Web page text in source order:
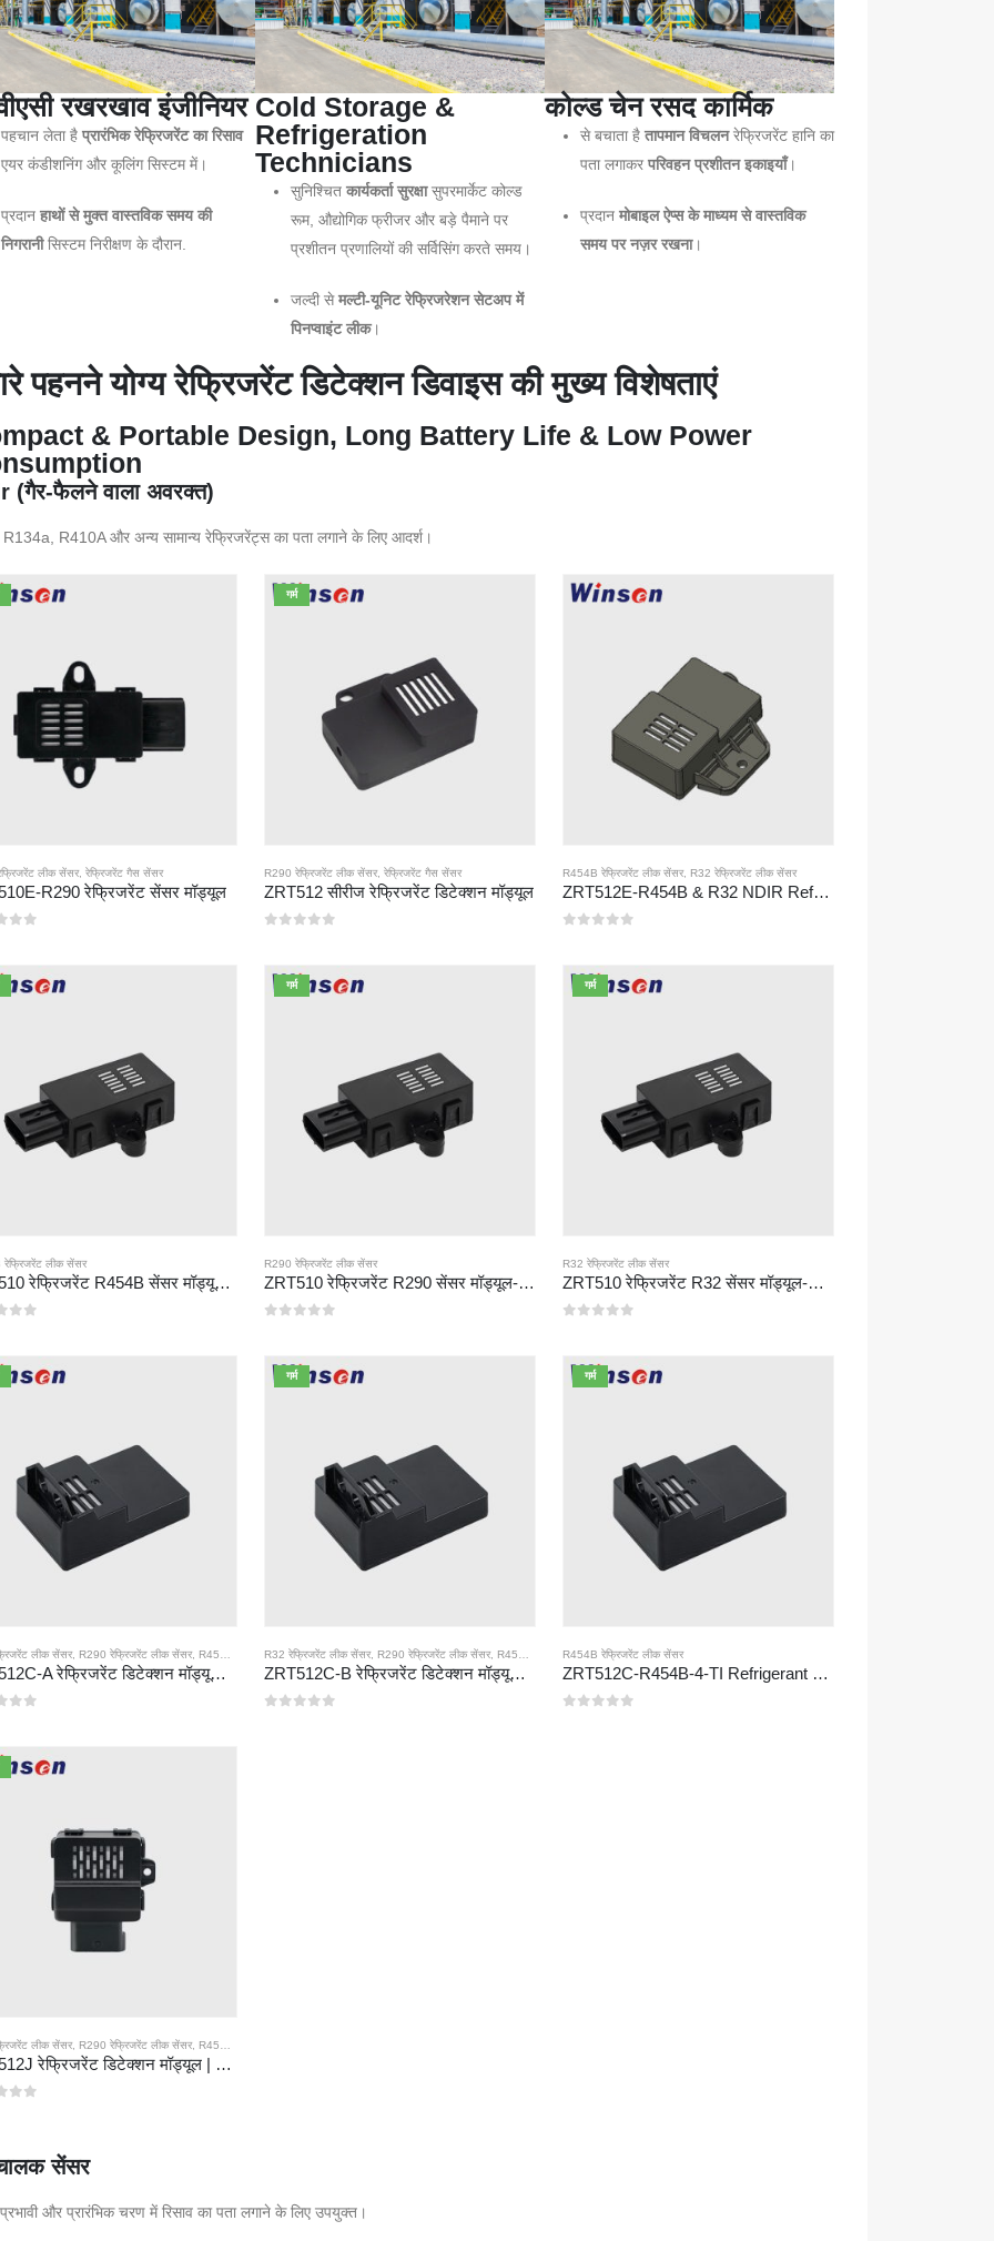
रखरखाव इंजीनियर
पहचान लेता हैप्रारंभिक रेफ्रिजरेंट का रिसाव
एयर कंडीशनिंग और कूलिंग सिस्टम में।
प्रदानहाथों से मुक्त वास्तविक समय की
निगरानीसिस्टम निरीक्षण के दौरान.
Cold Storage &
Refrigeration
Technicians
सुनिश्चितकार्यकर्ता सुरक्षासुपरमार्केट कोल्ड
रूम, औद्योगिक फ्रीजर और बड़े पैमाने पर
प्रशीतन प्रणालियों की सर्विसिंग करते समय।
जल्दी सेमल्टी-यूनिट रेफ्रिजरेशन सेटअप में
पिनप्वाइंट लीक।
कोल्ड चेन रसद कार्मिक
से बचाता हैतापमान विचलनरेफ्रिजरेंट हानि का
पता लगाकरपरिवहन प्रशीतन इकाइयाँ।
प्रदानमोबाइल ऐप्स के माध्यम से वास्तविक
समय पर नज़र रखना।
पहनने योग्य रेफ्रिजरेंट डिटेक्शन डिवाइस की मुख्य विशेषताएं
& Portable Design, Long Battery Life & Low Power
(गैर-फैलने वाला अवरक्त)
R410A और अन्य सामान्य रेफ्रिजरेंट्स का पता लगाने के लिए आदर्श।
लीक सेंसर,रेफ्रिजरेंट गैस सेंसर
R290 रेफ्रिजरेंट सेंसर मॉड्यूल
गर्म
R290 रेफ्रिजरेंट लीक सेंसर,रेफ्रिजरेंट गैस सेंसर
ZRT512 सीरीज रेफ्रिजरेंट डिटेक्शन मॉड्यूल
R454B रेफ्रिजरेंट लीक सेंसर, R32 रेफ्रिजरेंट लीक सेंसर
ZRT512E-R454B & R32 NDIR Refrigerant Detection Module, RS485 HVAC Sensor, UL/IEC Certified
रेफ्रिजरेंट लीक सेंसर
ZRT510 रेफ्रिजरेंट R454B सेंसर मॉड्यूल-उच्च-प्रदर्शन NDIR रेफ्रिजरेंट सेंसर
गर्म
R290 रेफ्रिजरेंट लीक सेंसर
ZRT510 रेफ्रिजरेंट R290 सेंसर मॉड्यूल-उच्च-प्रदर्शन NDIR रेफ्रिजरेंट सेंसर
गर्म
R32 रेफ्रिजरेंट लीक सेंसर
ZRT510 रेफ्रिजरेंट R32 सेंसर मॉड्यूल-उच्च-प्रदर्शन NDIR रेफ्रिजरेंट सेंसर
लीक सेंसर, R290 रेफ्रिजरेंट लीक सेंसर, R454B रेफ्रिजरेंट लीक सेंसर
ZRT512C-A रेफ्रिजरेंट डिटेक्शन मॉड्यूल | R32, R454B, R290 के लिए NDIR गैस सेंसर | व्यापक वोल्टेज बिजली की आपूर्ति
गर्म
R32 रेफ्रिजरेंट लीक सेंसर, R290 रेफ्रिजरेंट लीक सेंसर, R454B रेफ्रिजरेंट लीक सेंसर
ZRT512C-B रेफ्रिजरेंट डिटेक्शन मॉड्यूल | R32, R454B, R290 के लिए कम वोल्टेज NDIR गैस सेंसर
गर्म
R454B रेफ्रिजरेंट लीक सेंसर
ZRT512C-R454B-4-TI Refrigerant Sensor Module | NDIR Technology for HVAC & Industrial Safety Monitoring
लीक सेंसर, R290 रेफ्रिजरेंट लीक सेंसर, R454B रेफ्रिजरेंट लीक सेंसर
ZRT512J रेफ्रिजरेंट डिटेक्शन मॉड्यूल | R32, R454B, R290 के लिए NDIR गैस सेंसर | RS485 संचार
सेंसर
और प्रारंभिक चरण में रिसाव का पता लगाने के लिए उपयुक्त।